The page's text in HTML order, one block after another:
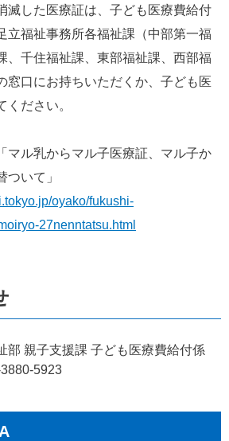
滅した医療証は、子ども医療費給付
立福祉事務所各福祉課（中部第一福
、千住福祉課、東部福祉課、西部福
窓口にお持ちいただくか、子ども医
てください。
マル乳からマル子医療証、マル子か
ついて」
oyako/fukushi-
27nenntatsu.html
部 親子支援課 子ども医療費給付係
5923